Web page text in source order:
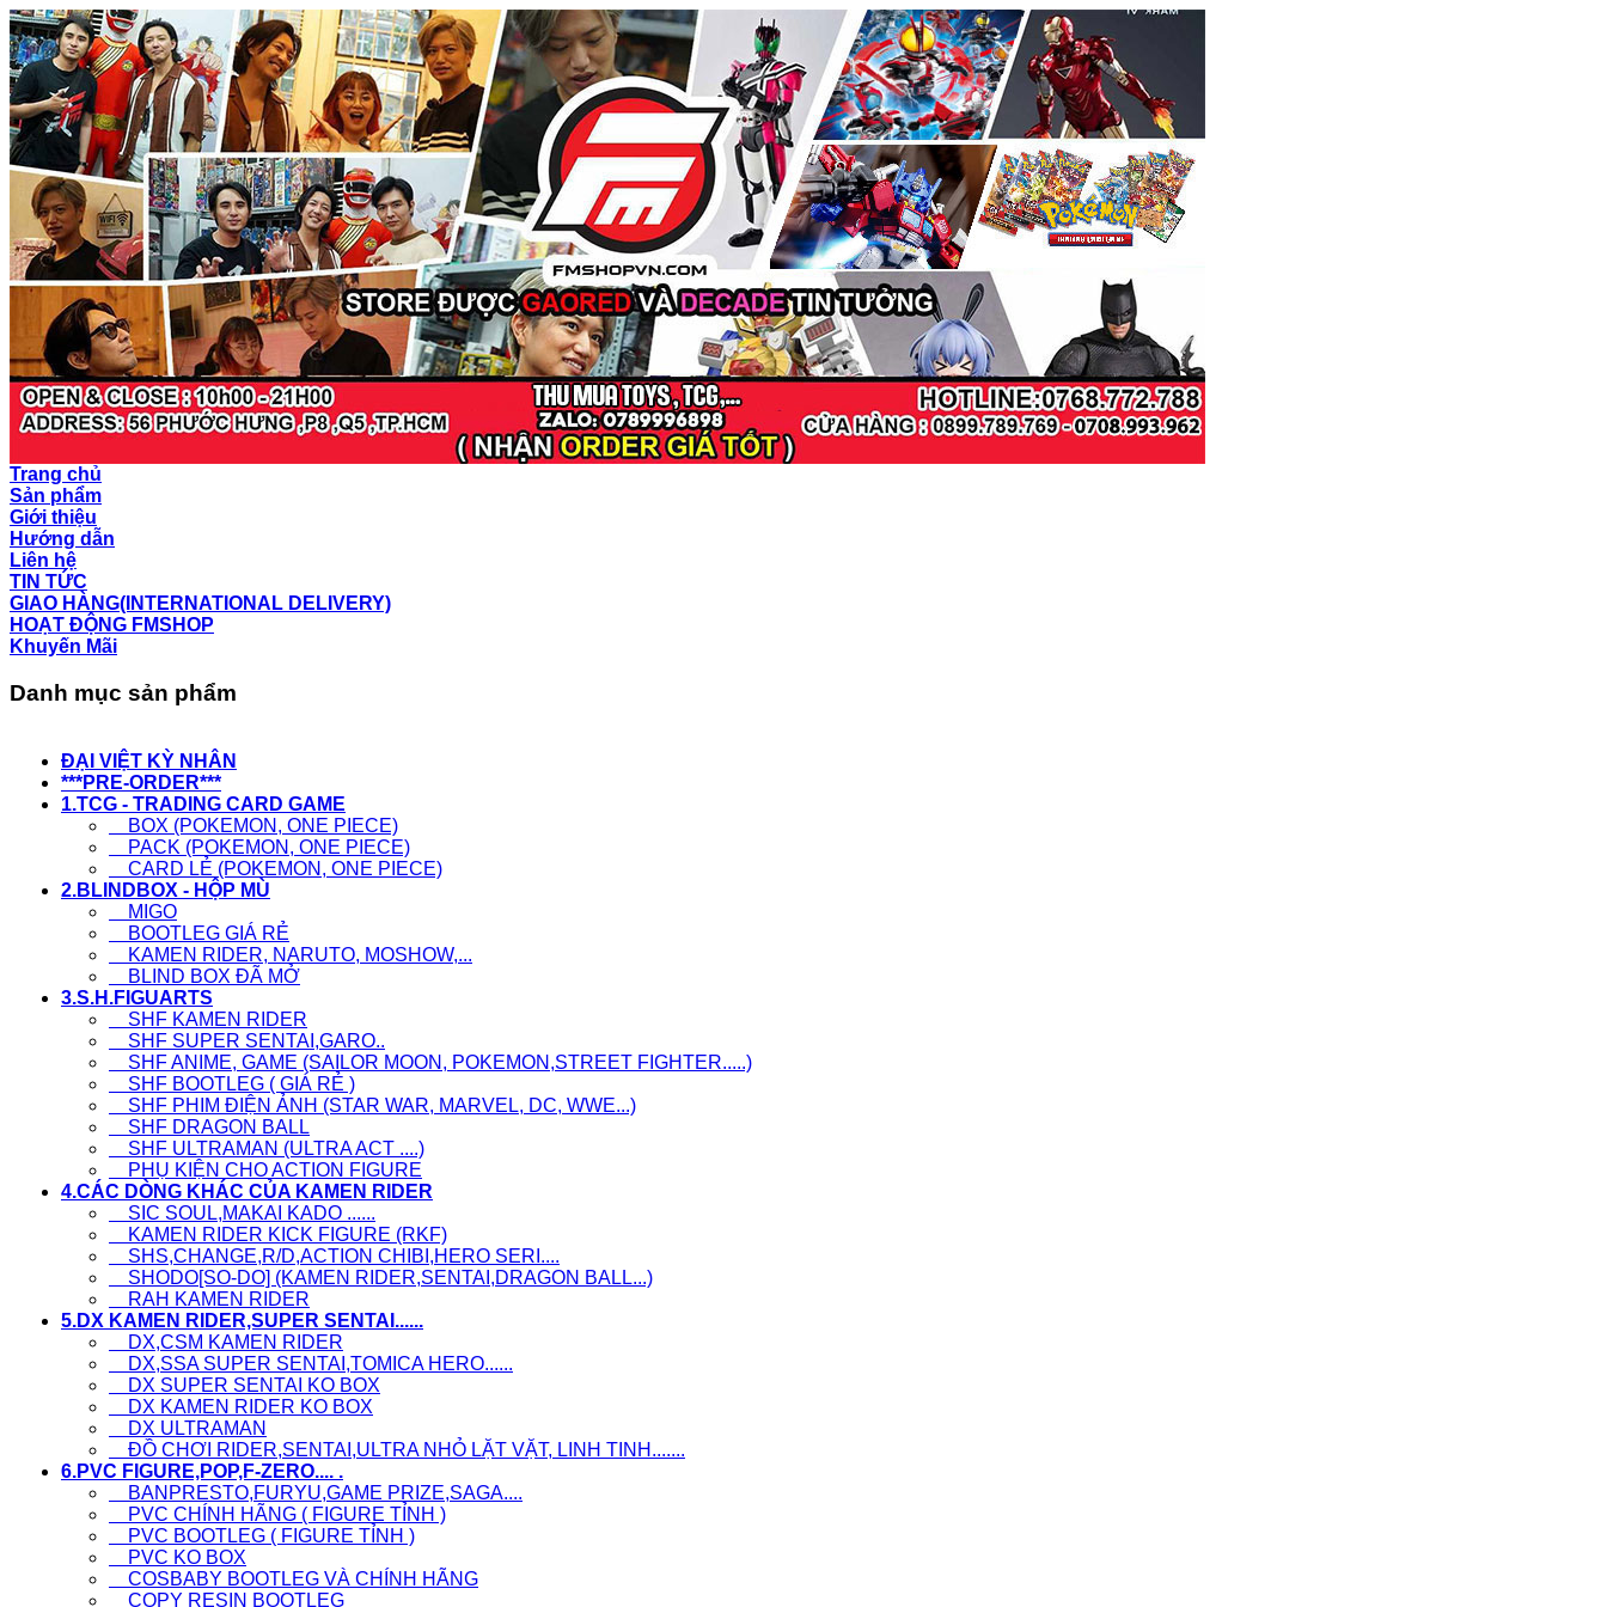
Trang chủ
Sản phẩm
Giới thiệu
Hướng dẫn
Liên hệ
TIN TỨC
GIAO HÀNG(INTERNATIONAL DELIVERY)
HOẠT ĐỘNG FMSHOP
Khuyến Mãi
Danh mục sản phẩm
ĐẠI VIỆT KỲ NHÂN
***PRE-ORDER***
1.TCG - TRADING CARD GAME
BOX (POKEMON, ONE PIECE)
PACK (POKEMON, ONE PIECE)
CARD LẺ (POKEMON, ONE PIECE)
2.BLINDBOX - HỘP MÙ
MIGO
BOOTLEG GIÁ RẺ
KAMEN RIDER, NARUTO, MOSHOW,...
BLIND BOX ĐÃ MỞ
3.S.H.FIGUARTS
SHF KAMEN RIDER
SHF SUPER SENTAI,GARO..
SHF ANIME, GAME (SAILOR MOON, POKEMON,STREET FIGHTER.....)
SHF BOOTLEG ( GIÁ RẺ )
SHF PHIM ĐIỆN ẢNH (STAR WAR, MARVEL, DC, WWE...)
SHF DRAGON BALL
SHF ULTRAMAN (ULTRA ACT ....)
PHỤ KIỆN CHO ACTION FIGURE
4.CÁC DÒNG KHÁC CỦA KAMEN RIDER
SIC SOUL,MAKAI KADO ......
KAMEN RIDER KICK FIGURE (RKF)
SHS,CHANGE,R/D,ACTION CHIBI,HERO SERI....
SHODO[SO-DO] (KAMEN RIDER,SENTAI,DRAGON BALL...)
RAH KAMEN RIDER
5.DX KAMEN RIDER,SUPER SENTAI......
DX,CSM KAMEN RIDER
DX,SSA SUPER SENTAI,TOMICA HERO......
DX SUPER SENTAI KO BOX
DX KAMEN RIDER KO BOX
DX ULTRAMAN
ĐỒ CHƠI RIDER,SENTAI,ULTRA NHỎ LẶT VẶT, LINH TINH.......
6.PVC FIGURE,POP,F-ZERO.... .
BANPRESTO,FURYU,GAME PRIZE,SAGA....
PVC CHÍNH HÃNG ( FIGURE TỈNH )
PVC BOOTLEG ( FIGURE TỈNH )
PVC KO BOX
COSBABY BOOTLEG VÀ CHÍNH HÃNG
COPY RESIN BOOTLEG